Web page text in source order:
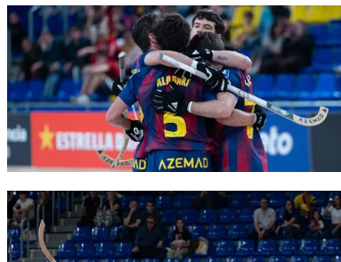
FC Barcelona club badge
FC Barcelona club badge